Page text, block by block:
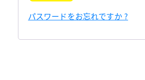
パスワードをお忘れですか ?